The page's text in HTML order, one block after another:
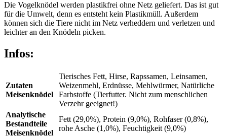
Die Vogelknödel werden plastikfrei ohne Netz geliefert. Das ist gut
für die Umwelt, denn es entsteht kein Plastikmüll. Außerdem
können sich die Tiere nicht im Netz verheddern und verletzen und
leichter an den Knödeln picken.
Infos:
Zutaten
Meisenknödel
Tierisches Fett, Hirse, Rapssamen, Leinsamen,
Weizenmehl, Erdnüsse, Mehlwürmer, Natürliche
Farbstoffe (Tierfutter. Nicht zum menschlichen
Verzehr geeignet!)
Analytische
Bestandteile
Meisenknödel
Fett (29,0%), Protein (9,0%), Rohfaser (0,8%),
rohe Asche (1,0%), Feuchtigkeit (9,0%)